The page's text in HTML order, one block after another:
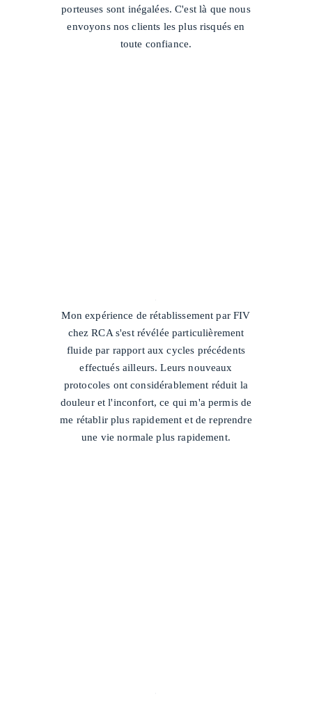
porteuses sont inégalées. C'est là que nous
envoyons nos clients les plus risqués en
toute confiance.
Mon expérience de rétablissement par FIV
chez RCA s'est révélée particulièrement
fluide par rapport aux cycles précédents
effectués ailleurs. Leurs nouveaux
protocoles ont considérablement réduit la
douleur et l'inconfort, ce qui m'a permis de
me rétablir plus rapidement et de reprendre
une vie normale plus rapidement.